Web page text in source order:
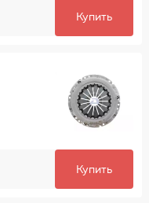
Купить
Купить